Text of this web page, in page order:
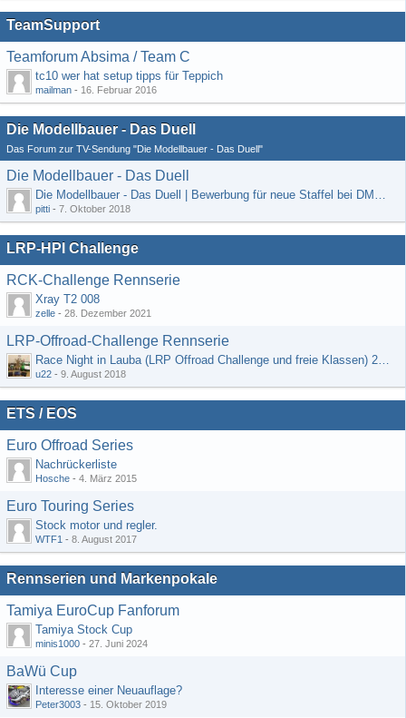
TeamSupport
Teamforum Absima / Team C
tc10 wer hat setup tipps für Teppich
mailman - 16. Februar 2016
Die Modellbauer - Das Duell
Das Forum zur TV-Sendung "Die Modellbauer - Das Duell"
Die Modellbauer - Das Duell
Die Modellbauer - Das Duell | Bewerbung für neue Staffel bei DMAX *Werbung*
pitti - 7. Oktober 2018
LRP-HPI Challenge
RCK-Challenge Rennserie
Xray T2 008
zelle - 28. Dezember 2021
LRP-Offroad-Challenge Rennserie
Race Night in Lauba (LRP Offroad Challenge und freie Klassen) 25/26.08
u22 - 9. August 2018
ETS / EOS
Euro Offroad Series
Nachrückerliste
Hosche - 4. März 2015
Euro Touring Series
Stock motor und regler.
WTF1 - 8. August 2017
Rennserien und Markenpokale
Tamiya EuroCup Fanforum
Tamiya Stock Cup
minis1000 - 27. Juni 2024
BaWü Cup
Interesse einer Neuauflage?
Peter3003 - 15. Oktober 2019